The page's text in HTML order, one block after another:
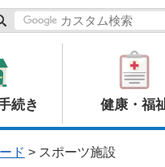
続き 健康・福
ド > スポーツ施設